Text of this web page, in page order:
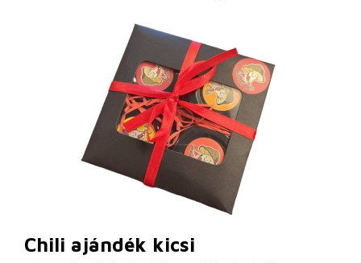
Chili ajándék kicsi